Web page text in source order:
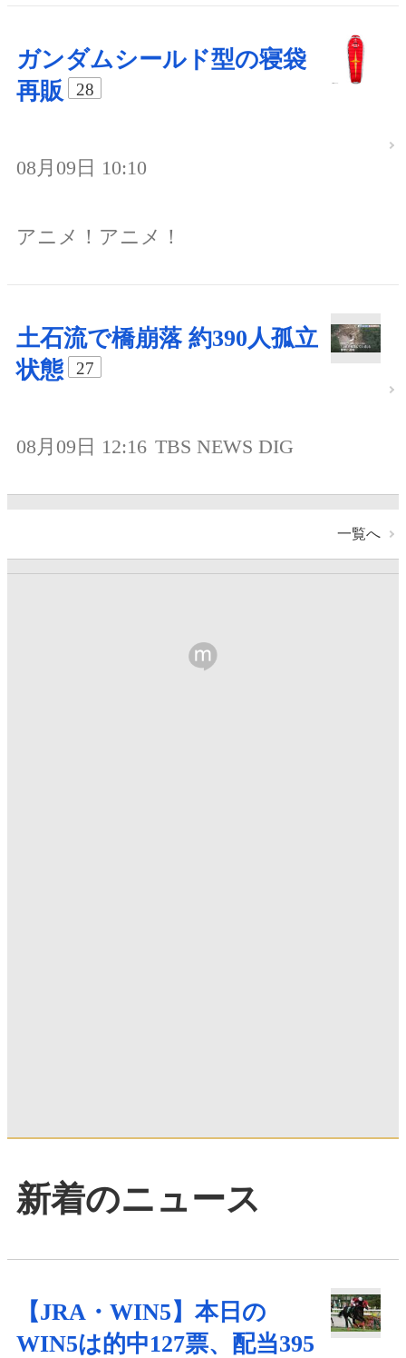
ガンダムシールド型の寝袋
再販
28
08月09日 10:10
アニメ！アニメ！
土石流で橋崩落 約390人孤立
状態
27
08月09日 12:16 TBS NEWS DIG
一覧へ
新着のニュース
【JRA・WIN5】本日の
WIN5は的中127票、配当395